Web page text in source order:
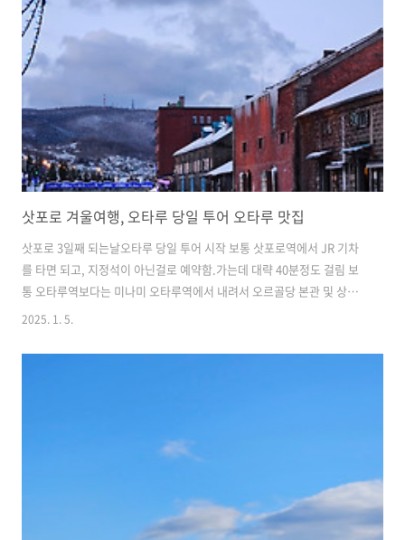
대비가 필요합니다. 귀성길에 나서는 분들은 차량에 스노우 체인과 응급
키트를 준비하고, 출발 전 기상 정보를 꼭 확인하세요. 교통 상황과 예상
혼잡 시간설날 연휴 동안 고속도로는 귀성객과 귀경객들로 인해 혼..
삿포로 겨울여행, 오타루 당일 투어 오타루 맛집
삿포로 3일째 되는날오타루 당일 투어 시작 보통 삿포로역에서 JR 기차
를 타면 되고, 지정석이 아닌걸로 예약함.가는데 대략 40분정도 걸림 보
통 오타루역보다는 미나미 오타루역에서 내려서 오르골당 본관 및 상점
거리를 걸어가는 코스를 추천 미나미 오타루역(IN) → 오타루역
골들이 많지만 가격이 너무 비쌈..사람들도 너무 많다 모두가 다 오르골
라! https://maps.app.goo.gl/8vCWiGRqrfikE9..
2025. 1. 5.